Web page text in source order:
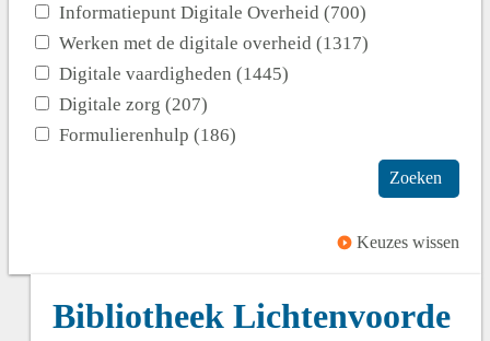
Informatiepunt Digitale Overheid (700)
Werken met de digitale overheid (1317)
Digitale vaardigheden (1445)
Digitale zorg (207)
Formulierenhulp (186)
Zoeken
Keuzes wissen
Bibliotheek Lichtenvoorde